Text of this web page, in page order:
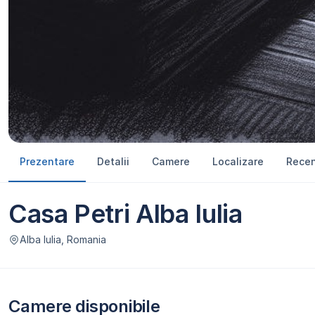
Prezentare Detalii Camere Localizare
Casa Petri Alba Iulia
Alba Iulia, Romania
Camere disponibile